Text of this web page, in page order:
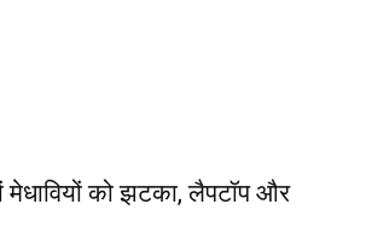
मेधावियों को झटका, लैपटॉप और